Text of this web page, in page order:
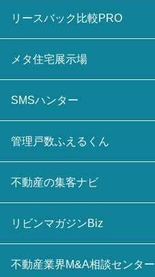
リースバック比較PRO
メタ住宅展示場
SMSハンター
管理戸数ふえるくん
不動産の集客ナビ
リビンマガジンBiz
不動産業界M&A相談センター